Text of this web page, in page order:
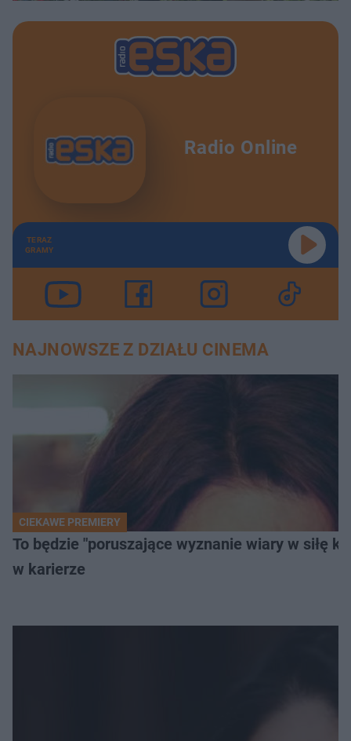
Radio Online
TERAZ
GRAMY
NAJNOWSZE Z DZIAŁU CINEMA
CIEKAWE PREMIERY
To będzie "poruszające wyznanie wiary w siłę
w karierze